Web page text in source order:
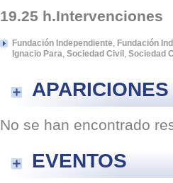
19.25 h.Intervenciones
Fundación Independiente Fundación
Ignacio Para Sociedad Civil Sociedad
No se han encontrado
EVENTOS